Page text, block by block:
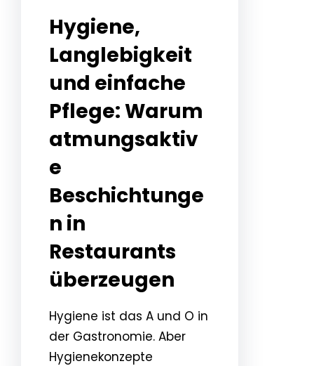
Hygiene,
Langlebigkeit
und einfache
Pflege: Warum
atmungsaktiv
e
Beschichtunge
n in
Restaurants
überzeugen
Hygiene ist das A und O in
der Gastronomie. Aber
Hygienekonzepte